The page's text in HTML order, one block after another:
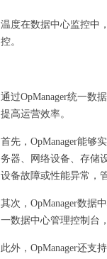
温度在数据中心监控中
控。
通过OpManager统一数
提高运营效率。
首先，OpManager能够
务器、网络设备、存储
设备故障或性能异常，
其次，OpManager数据
一数据中心管理控制台
此外，OpManager还支